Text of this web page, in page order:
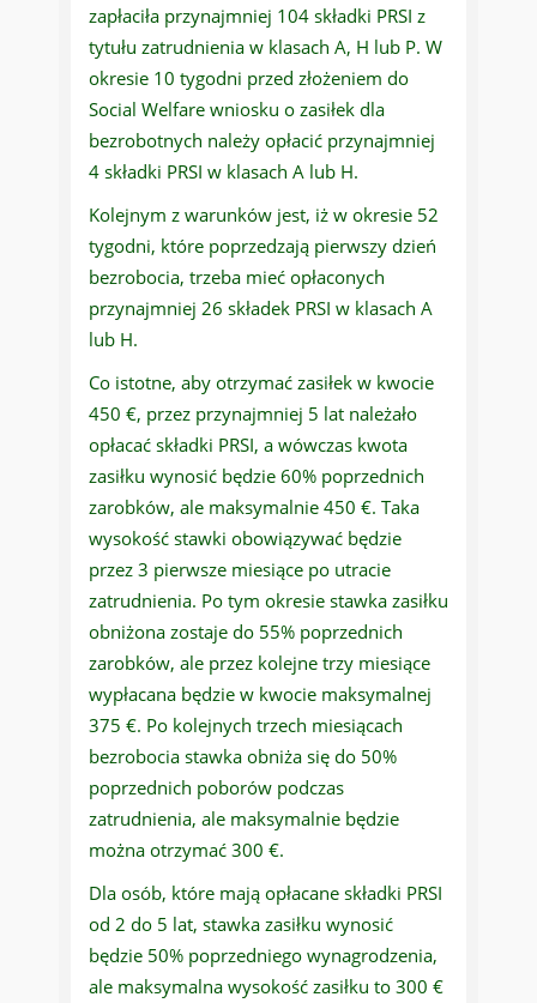
zapłaciła przynajmniej 104 składki PRSI z
tytułu zatrudnienia w klasach A, H lub P. W
okresie 10 tygodni przed złożeniem do
Social Welfare wniosku o zasiłek dla
bezrobotnych należy opłacić przynajmniej
4 składki PRSI w klasach A lub H.
Kolejnym z warunków jest, iż w okresie 52
tygodni, które poprzedzają pierwszy dzień
bezrobocia, trzeba mieć opłaconych
przynajmniej 26 składek PRSI w klasach A
lub H.
Co istotne, aby otrzymać zasiłek w kwocie
450 €, przez przynajmniej 5 lat należało
opłacać składki PRSI, a wówczas kwota
zasiłku wynosić będzie 60% poprzednich
zarobków, ale maksymalnie 450 €. Taka
wysokość stawki obowiązywać będzie
przez 3 pierwsze miesiące po utracie
zatrudnienia. Po tym okresie stawka zasiłku
obniżona zostaje do 55% poprzednich
zarobków, ale przez kolejne trzy miesiące
wypłacana będzie w kwocie maksymalnej
375 €. Po kolejnych trzech miesiącach
bezrobocia stawka obniża się do 50%
poprzednich poborów podczas
zatrudnienia, ale maksymalnie będzie
można otrzymać 300 €.
Dla osób, które mają opłacane składki PRSI
od 2 do 5 lat, stawka zasiłku wynosić
będzie 50% poprzedniego wynagrodzenia,
ale maksymalna wysokość zasiłku to 300 €